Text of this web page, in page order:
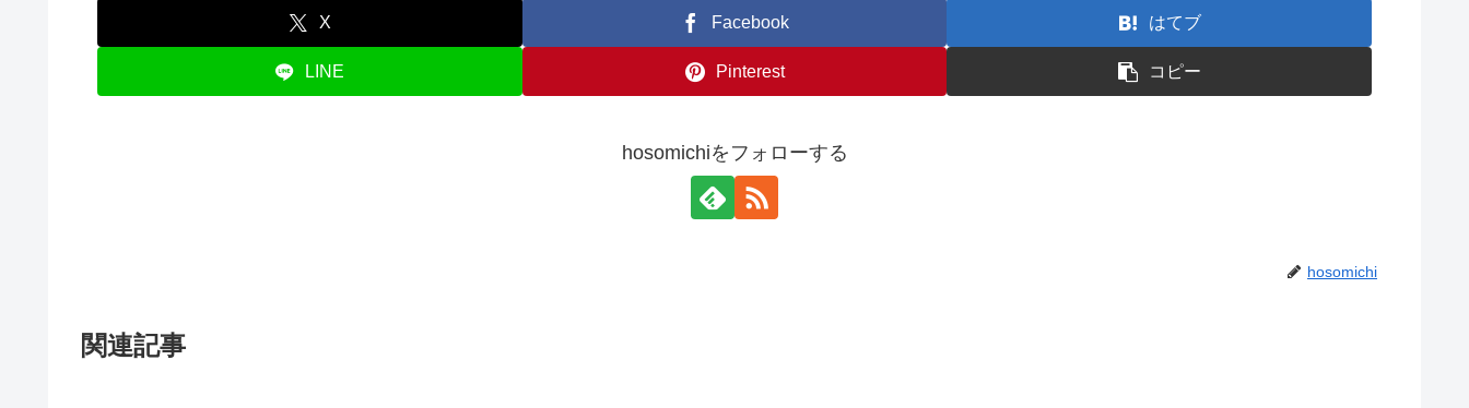
X Facebook はてブ
LINE Pinterest コピー
hosomichiをフォローする
hosomichi
関連記事